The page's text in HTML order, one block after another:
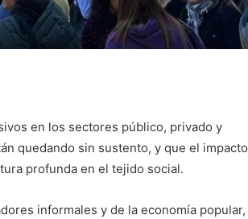
en los sectores público, privado y
quedando sin sustento, y que el impacto
profunda en el tejido social.
informales y de la economía popular,